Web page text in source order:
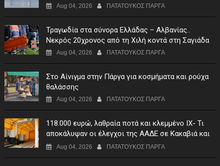
Aug 04, 2026 ΠΑΤΑΤΟΥΚΟΣ ΠΑΡΓΑ
Τραγωδία στα σύνορα Ελλάδας – Αλβανίας..
Νεκρός 20χρονος από τη Χιλή κοντά στη Σαγιάδα
Aug 04, 2026 ΠΑΤΑΤΟΥΚΟΣ ΠΑΡΓΑ
Στο Αίνιγμα στην Πάργα για κοσμήματα και ρούχα
θαλάσσης
Aug 04, 2026 ΠΑΤΑΤΟΥΚΟΣ ΠΑΡΓΑ
118.000 ευρώ, λαθραία ποτά και κλεμμένο ΙΧ- Τι
αποκάλυψαν οι έλεγχοι της ΑΑΔΕ σε Κακαβιά και
Μαυρομάτι
Aug 04, 2026 ΠΑΤΑΤΟΥΚΟΣ ΠΑΡΓΑ